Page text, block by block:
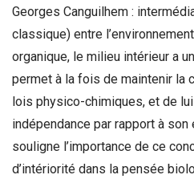
Georges Canguilhem :
classique) entre
organique, le milieu intérieur a
permet à la fois de maintenir la
lois physico-chimiques, et de
indépendance par rapport à son
souligne l’importance de ce
d’intériorité dans la pensée